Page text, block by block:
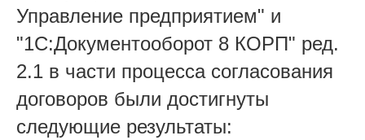
Управление предприятием" и
"1С:Документооборот 8 КОРП" ред.
2.1 в части процесса согласования
договоров были достигнуты
следующие результаты: